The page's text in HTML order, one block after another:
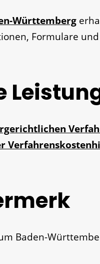
Württemberg
Formulare
Baden-